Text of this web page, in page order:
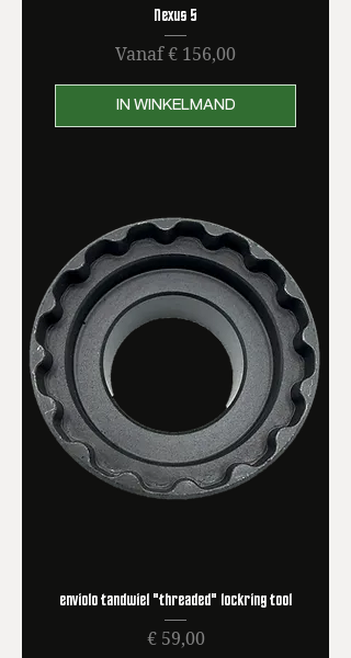
Nexus 5
Vanaf€ 156,00
Verkoopprijs
IN WINKELMAND
enviolo tandwiel "threaded" lockring tool
Prijs
€ 59,00